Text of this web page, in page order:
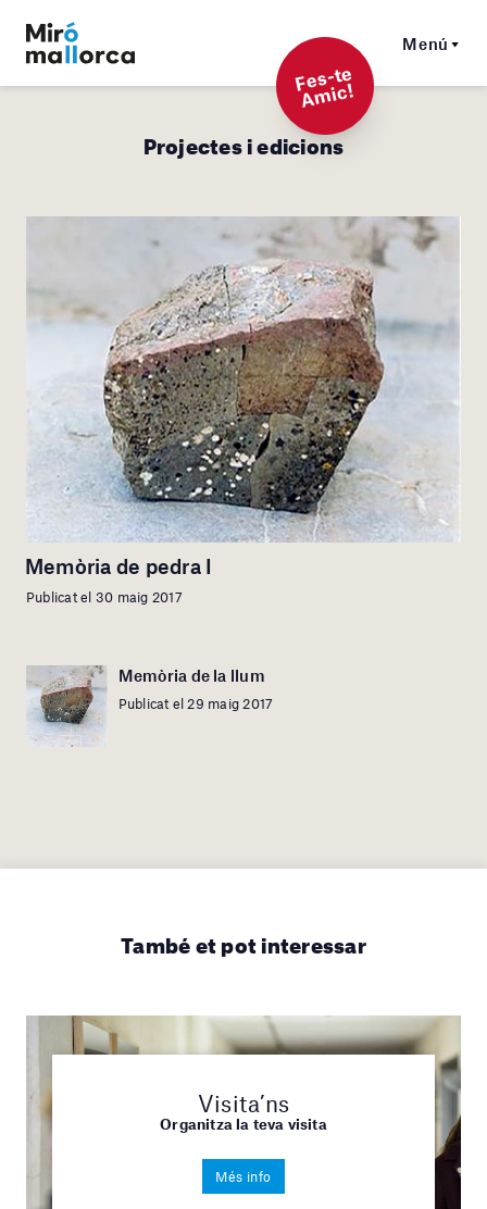
Menú
F
es-t
e
A
mi
c!
Projectes i edicions
Memòria de pedra I
Publicat el 30 maig 2017
Memòria de la llum
Publicat el 29 maig 2017
També et pot interessar
Visita’ns
Organitza la teva visita
Més info